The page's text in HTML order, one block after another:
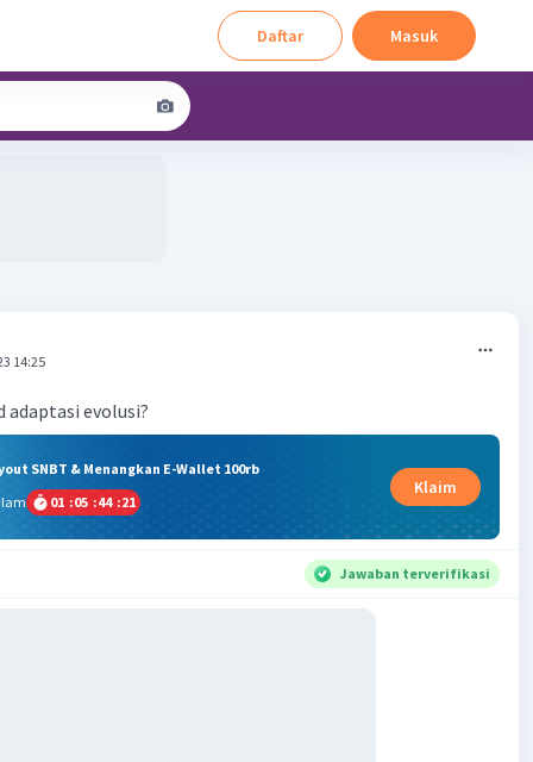
Daftar Masuk
14:25
adaptasi evolusi?
SNBT & Menangkan E-Wallet 100rb
01 :05 :44 :20
Klaim
Jawaban terverifikasi